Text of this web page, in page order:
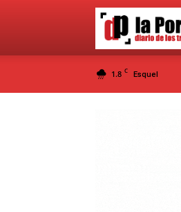
1.8 C Esquel